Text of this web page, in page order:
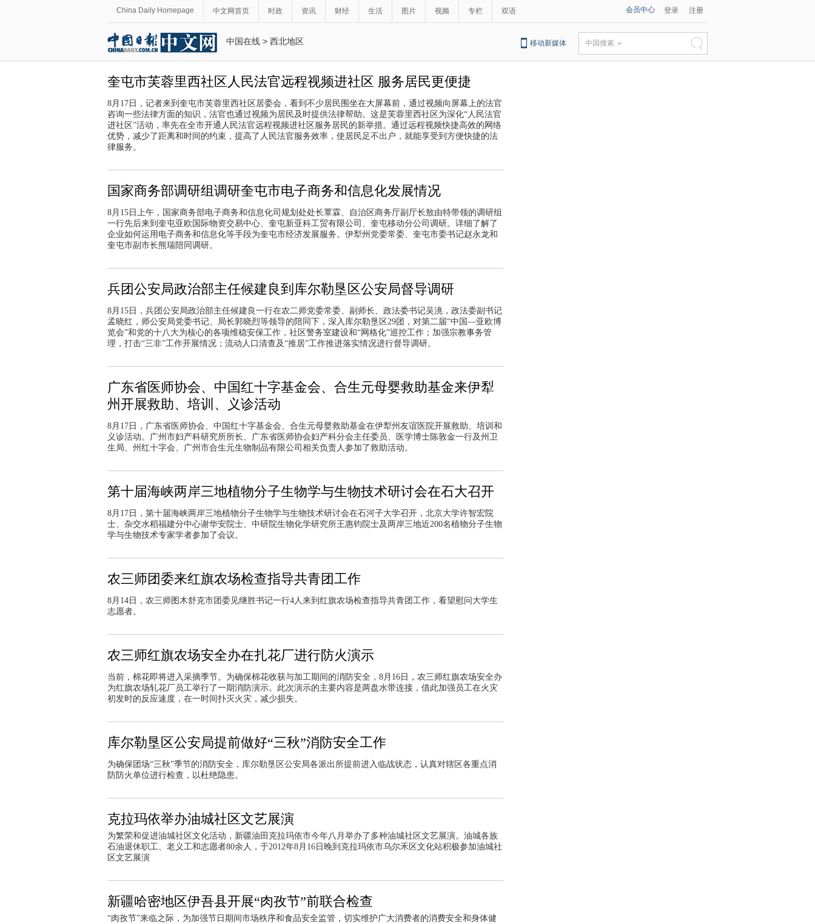
China Daily Homepage 中文网首页 时政 资讯 财经 生活 图片 视频 专栏 双语 会员中心 登录 注册
中国在线 > 西北地区 移动新媒体 中国搜索
奎屯市芙蓉里西社区人民法官远程视频进社区 服务居民更便捷
8月17日，记者来到奎屯市芙蓉里西社区居委会，看到不少居民围坐在大屏幕前，通过视频向屏幕上的法官
咨询一些法律方面的知识，法官也通过视频为居民及时提供法律帮助。这是芙蓉里西社区为深化“人民法官
进社区”活动，率先在全市开通人民法官远程视频进社区服务居民的新举措。通过远程视频快捷高效的网络
优势，减少了距离和时间的约束，提高了人民法官服务效率，使居民足不出户，就能享受到方便快捷的法
律服务。
国家商务部调研组调研奎屯市电子商务和信息化发展情况
8月15日上午，国家商务部电子商务和信息化司规划处处长覃霖、自治区商务厅副厅长敖由特带领的调研组
一行先后来到奎屯亚欧国际物资交易中心、奎屯新亚科工贸有限公司、奎屯移动分公司调研。详细了解了
企业如何运用电子商务和信息化等手段为奎屯市经济发展服务。伊犁州党委常委、奎屯市委书记赵永龙和
奎屯市副市长熊瑞陪同调研。
兵团公安局政治部主任候建良到库尔勒垦区公安局督导调研
8月15日，兵团公安局政治部主任候建良一行在农二师党委常委、副师长、政法委书记吴洮，政法委副书记
孟晓红，师公安局党委书记、局长郭晓烈等领导的陪同下，深入库尔勒垦区29团，对第二届“中国—亚欧博
览会”和党的十八大为核心的各项维稳安保工作，社区警务室建设和“网格化”巡控工作；加强宗教事务管
理，打击“三非”工作开展情况；流动人口清查及“推居”工作推进落实情况进行督导调研。
广东省医师协会、中国红十字基金会、合生元母婴救助基金来伊犁
州开展救助、培训、义诊活动
8月17日，广东省医师协会、中国红十字基金会、合生元母婴救助基金在伊犁州友谊医院开展救助、培训和
义诊活动。广州市妇产科研究所所长、广东省医师协会妇产科分会主任委员、医学博士陈敦金一行及州卫
生局、州红十字会、广州市合生元生物制品有限公司相关负责人参加了救助活动。
第十届海峡两岸三地植物分子生物学与生物技术研讨会在石大召开
8月17日，第十届海峡两岸三地植物分子生物学与生物技术研讨会在石河子大学召开，北京大学许智宏院
士、杂交水稻福建分中心谢华安院士、中研院生物化学研究所王惠钧院士及两岸三地近200名植物分子生物
学与生物技术专家学者参加了会议。
农三师团委来红旗农场检查指导共青团工作
8月14日，农三师图木舒克市团委见继胜书记一行4人来到红旗农场检查指导共青团工作，看望慰问大学生
志愿者。
农三师红旗农场安全办在扎花厂进行防火演示
当前，棉花即将进入采摘季节。为确保棉花收获与加工期间的消防安全，8月16日，农三师红旗农场安全办
为红旗农场轧花厂员工举行了一期消防演示。此次演示的主要内容是两盘水带连接，借此加强员工在火灾
初发时的反应速度，在一时间扑灭火灾，减少损失。
库尔勒垦区公安局提前做好“三秋”消防安全工作
为确保团场“三秋”季节的消防安全，库尔勒垦区公安局各派出所提前进入临战状态，认真对辖区各重点消
防防火单位进行检查，以杜绝隐患。
克拉玛依举办油城社区文艺展演
为繁荣和促进油城社区文化活动，新疆油田克拉玛依市今年八月举办了多种油城社区文艺展演。油城各族
石油退休职工、老义工和志愿者80余人，于2012年8月16日晚到克拉玛依市乌尔禾区文化站积极参加油城社
区文艺展演
新疆哈密地区伊吾县开展“肉孜节”前联合检查
“肉孜节”来临之际，为加强节日期间市场秩序和食品安全监管，切实维护广大消费者的消费安全和身体健